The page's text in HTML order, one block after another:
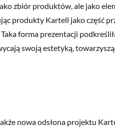
zbiór produktów, ale jako
produkty Kartell jako część
forma prezentacji
swoją estetyką,
nowa odsłona projektu